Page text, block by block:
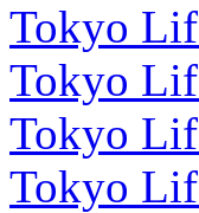
Tokyo
Tokyo
Tokyo
Tokyo